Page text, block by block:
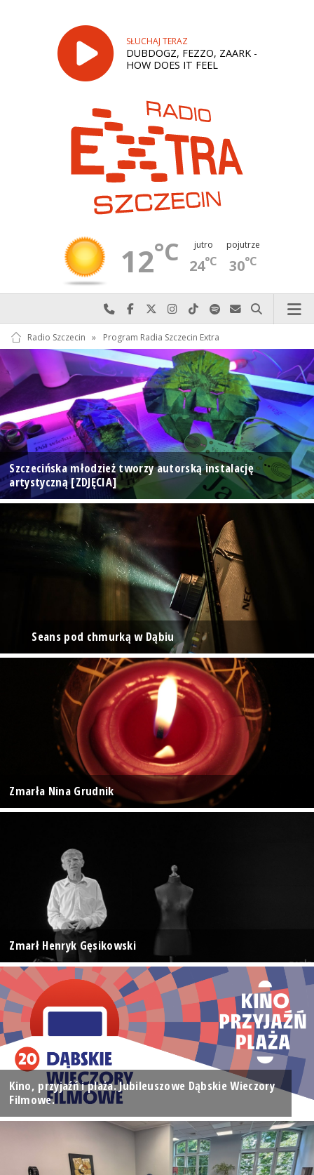
SŁUCHAJ TERAZ
DUBDOGZ, FEZZO, ZAARK -
HOW DOES IT FEEL
12°C jutro
24°C
pojutrze
30°C
Najlepiej po prostu do nas zadzwoń
Odwiedź nas na Facebook-u
Odwiedź nas na X
Odwiedź nas na Instagram-ie
Odwiedź nas na TikTok-u
Szukaj nas na Spotify
Wyślij do nas
Szukaj
Radio Szczecin » Program Radia Szczecin Extra
Szczecińska młodzież tworzy autorską instalację
artystyczną [ZDJĘCIA]
Seans pod chmurką w Dąbiu
Zmarła Nina Grudnik
Zmarł Henryk Gęsikowski
Kino, przyjaźń i plaża. Jubileuszowe Dąbskie Wieczory
Filmowe.